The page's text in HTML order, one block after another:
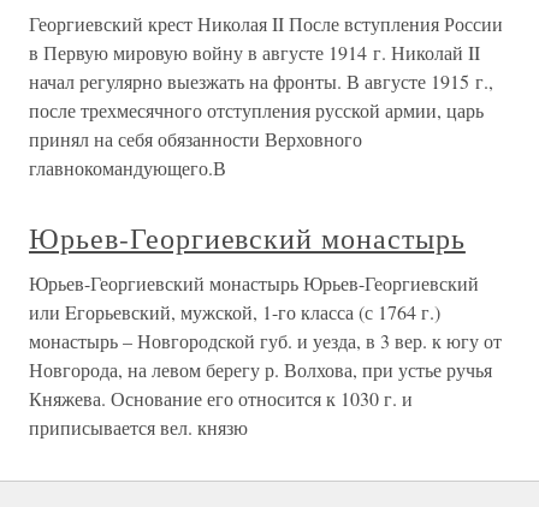
Георгиевский крест Николая II После вступления России
в Первую мировую войну в августе 1914 г. Николай II
начал регулярно выезжать на фронты. В августе 1915 г.,
после трехмесячного отступления русской армии, царь
принял на себя обязанности Верховного
главнокомандующего.В
Юрьев-Георгиевский монастырь
Юрьев-Георгиевский монастырь Юрьев-Георгиевский
или Eгорьевский, мужской, 1-го класса (с 1764 г.)
монастырь – Новгородской губ. и уезда, в 3 вер. к югу от
Новгорода, на левом берегу р. Волхова, при устье ручья
Княжева. Основание его относится к 1030 г. и
приписывается вел. князю